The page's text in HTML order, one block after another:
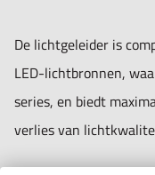
- Mechanische
- Lengte: 1000 mm
- Optionele
filterhouders
De lichtgeleider is
LED-lichtbronnen,
series, en biedt
verlies van